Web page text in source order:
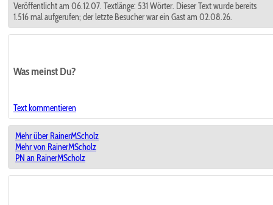
Veröffentlicht am 06.12.07. Textlänge: 531 Wörter. Dieser Text wurde bereits
1.516 mal aufgerufen; der letzte Besucher war ein Gast am 02.08.26.
Was meinst Du?
Text kommentieren
Mehr über RainerMScholz
Mehr von RainerMScholz
PN an RainerMScholz